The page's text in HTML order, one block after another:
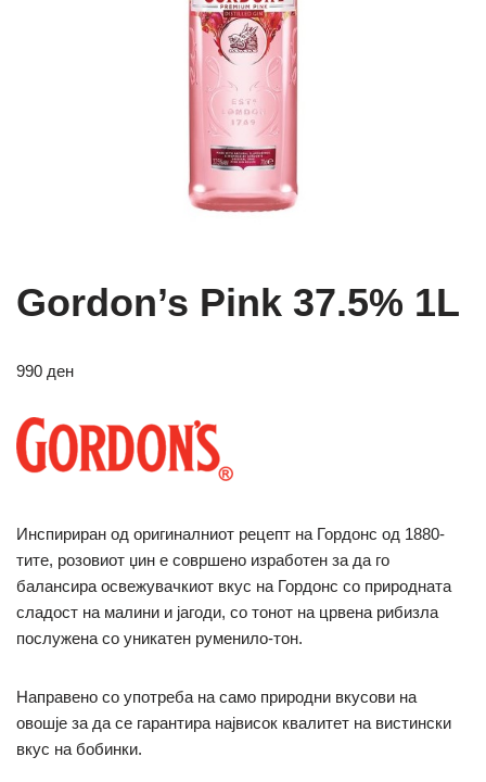
Gordon’s Pink 37.5% 1L
990 ден
Инспириран од оригиналниот рецепт на Гордонс од 1880-
тите, розовиот џин е совршено изработен за да го
балансира освежувачкиот вкус на Гордонс со природната
сладост на малини и јагоди, со тонот на црвена рибизла
послужена со уникатен руменило-тон.
Направено со употреба на само природни вкусови на
овошје за да се гарантира највисок квалитет на вистински
вкус на бобинки.